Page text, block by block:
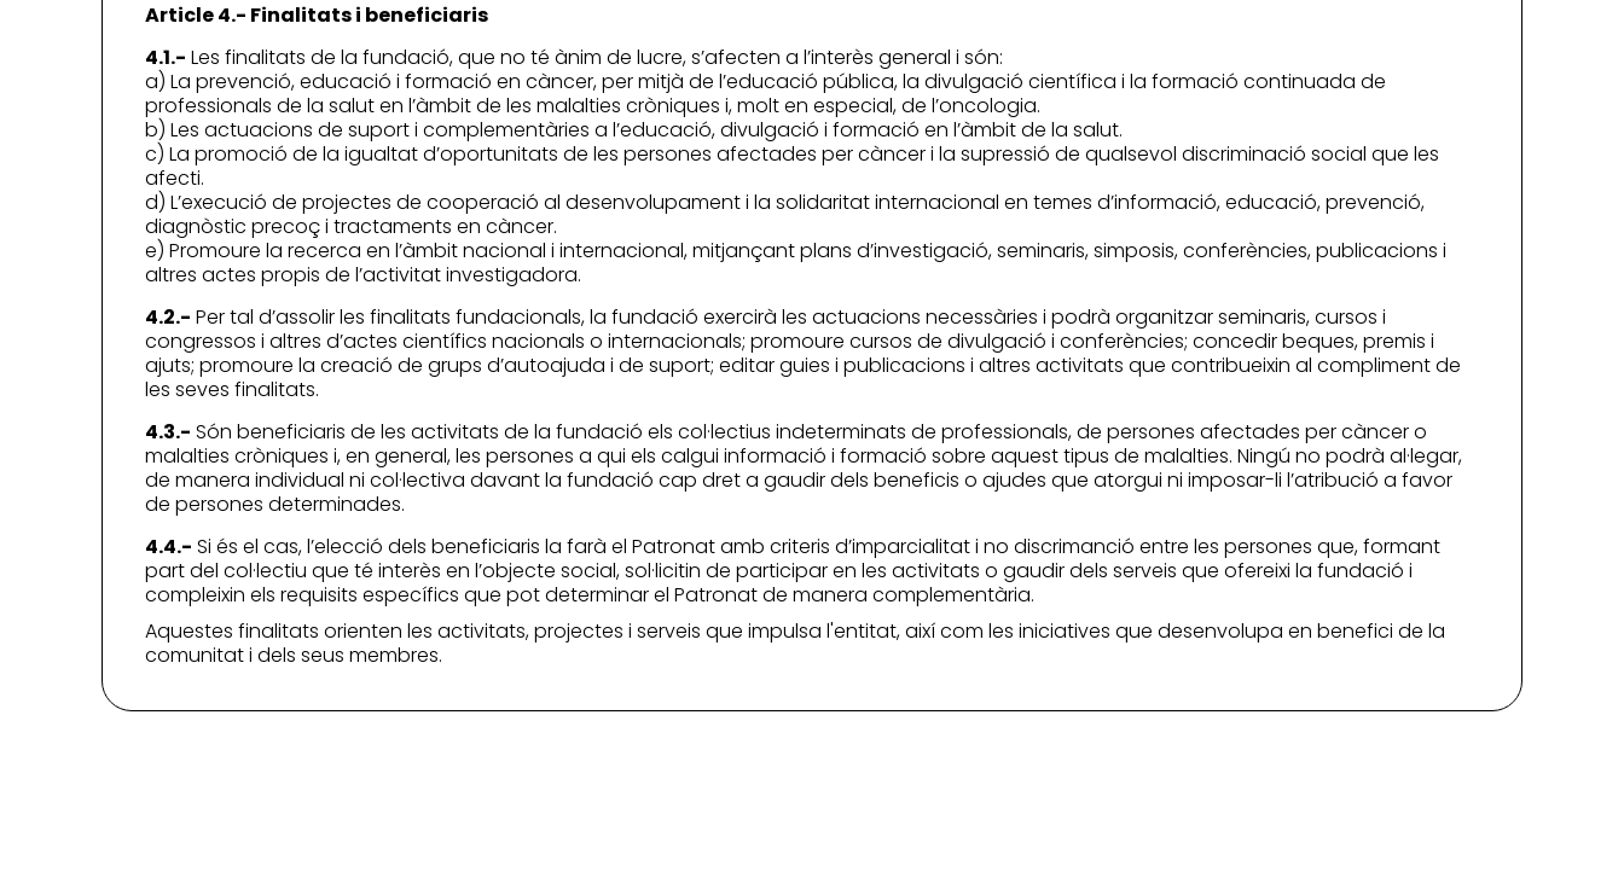
Article 4.- Finalitats i beneficiaris
4.1.- Les finalitats de la fundació, que no té ànim de lucre, s’afecten a l’interès general i són:
a) La prevenció, educació i formació en càncer, per mitjà de l’educació pública, la divulgació científica i la formació continuada de
professionals de la salut en l’àmbit de les malalties cròniques i, molt en especial, de l’oncologia.
b) Les actuacions de suport i complementàries a l’educació, divulgació i formació en l’àmbit de la salut.
c) La promoció de la igualtat d’oportunitats de les persones afectades per càncer i la supressió de qualsevol discriminació social que les
afecti.
d) L’execució de projectes de cooperació al desenvolupament i la solidaritat internacional en temes d’informació, educació, prevenció,
diagnòstic precoç i tractaments en càncer.
e) Promoure la recerca en l’àmbit nacional i internacional, mitjançant plans d’investigació, seminaris, simposis, conferències, publicacions i
altres actes propis de l’activitat investigadora.
4.2.- Per tal d’assolir les finalitats fundacionals, la fundació exercirà les actuacions necessàries i podrà organitzar seminaris, cursos i
congressos i altres d’actes científics nacionals o internacionals; promoure cursos de divulgació i conferències; concedir beques, premis i
ajuts; promoure la creació de grups d’autoajuda i de suport; editar guies i publicacions i altres activitats que contribueixin al compliment de
les seves finalitats.
4.3.- Són beneficiaris de les activitats de la fundació els col·lectius indeterminats de professionals, de persones afectades per càncer o
malalties cròniques i, en general, les persones a qui els calgui informació i formació sobre aquest tipus de malalties. Ningú no podrà al·legar,
de manera individual ni col·lectiva davant la fundació cap dret a gaudir dels beneficis o ajudes que atorgui ni imposar-li l’atribució a favor
de persones determinades.
4.4.- Si és el cas, l’elecció dels beneficiaris la farà el Patronat amb criteris d’imparcialitat i no discrimanció entre les persones que, formant
part del col·lectiu que té interès en l’objecte social, sol·licitin de participar en les activitats o gaudir dels serveis que ofereixi la fundació i
compleixin els requisits específics que pot determinar el Patronat de manera complementària.
Aquestes finalitats orienten les activitats, projectes i serveis que impulsa l'entitat, així com les iniciatives que desenvolupa en benefici de la
comunitat i dels seus membres.